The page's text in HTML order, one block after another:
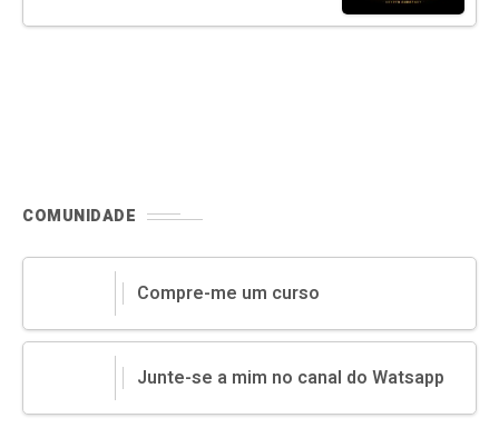
COMUNIDADE
Compre-me um curso
Junte-se a mim no canal do Watsapp